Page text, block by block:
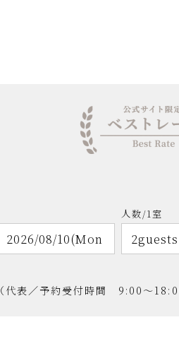
人数/1室
（代表／予約受付時間 9:00～